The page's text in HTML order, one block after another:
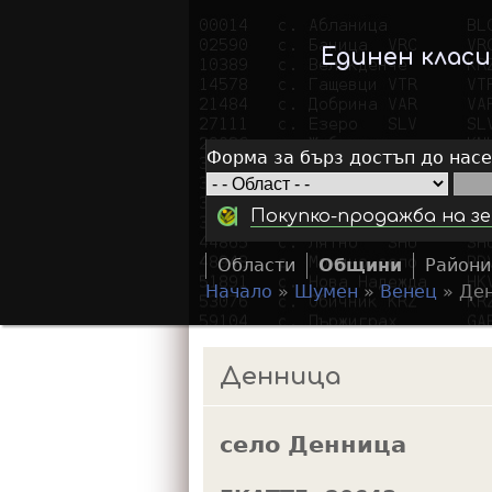
Единен
Форма за бърз достъп до
Покупко-продажба на
Области Общини Райони
o
u
Начало »Шумен»Венец »
Денница
село Денница